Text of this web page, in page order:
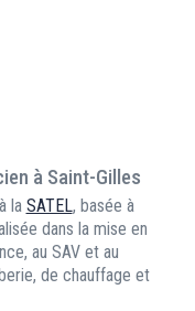
à Saint-Gilles
la SATEL, basée à
dans la mise en
au SAV et au
de chauffage et